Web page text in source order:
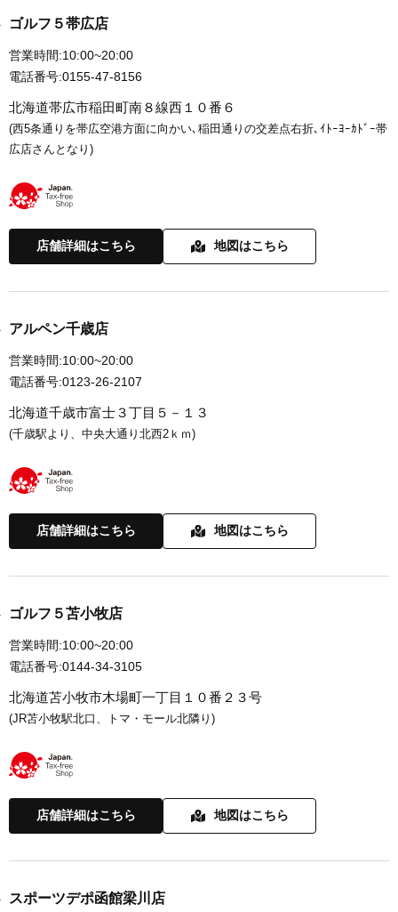
ゴルフ５帯広店
営業時間:10:00~20:00
電話番号:0155-47-8156
北海道帯広市稲田町南８線西１０番６
(西5条通りを帯広空港方面に向かい､稲田通りの交差点右折､ｲﾄｰﾖｰｶﾄﾞｰ帯
広店さんとなり)
店舗詳細はこちら 地図はこちら
アルペン千歳店
営業時間:10:00~20:00
電話番号:0123-26-2107
北海道千歳市富士３丁目５－１３
(千歳駅より、中央大通り北西2ｋｍ)
店舗詳細はこちら 地図はこちら
ゴルフ５苫小牧店
営業時間:10:00~20:00
電話番号:0144-34-3105
北海道苫小牧市木場町一丁目１０番２３号
(JR苫小牧駅北口、トマ・モール北隣り)
店舗詳細はこちら 地図はこちら
スポーツデポ函館梁川店